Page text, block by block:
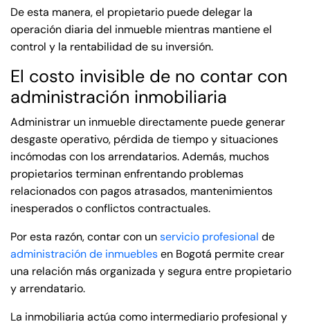
De esta manera, el propietario puede delegar la
operación diaria del inmueble mientras mantiene el
control y la rentabilidad de su inversión.
El costo invisible de no contar con
administración inmobiliaria
Administrar un inmueble directamente puede generar
desgaste operativo, pérdida de tiempo y situaciones
incómodas con los arrendatarios. Además, muchos
propietarios terminan enfrentando problemas
relacionados con pagos atrasados, mantenimientos
inesperados o conflictos contractuales.
Por esta razón, contar con unservicio profesional de
administración de inmueblesen Bogotá permite crear
una relación más organizada y segura entre propietario
y arrendatario.
La inmobiliaria actúa como intermediario profesional y